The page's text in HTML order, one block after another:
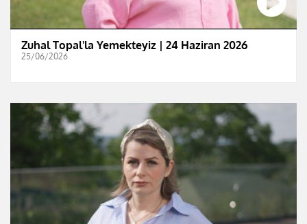
Zuhal Topal'la Yemekteyiz | 24 Haziran 2026
25/06/2026